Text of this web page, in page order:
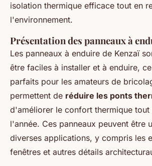
isolation thermique efficace tout en
l'environnement.
Présentation des panneaux à
Les panneaux à enduire de Kenzaï
être faciles à installer et à enduire,
parfaits pour les amateurs de
permettent de réduire les ponts
d'améliorer le confort thermique tout
l'année. Ces panneaux peuvent être
diverses applications, y compris les
fenêtres et autres détails